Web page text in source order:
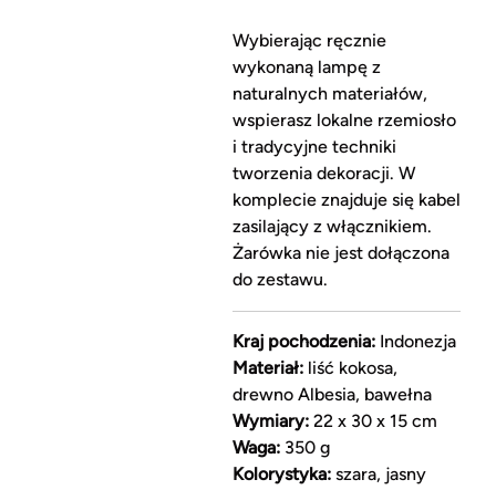
Wybierając ręcznie
wykonaną lampę z
naturalnych materiałów,
wspierasz lokalne rzemiosło
i tradycyjne techniki
tworzenia dekoracji. W
komplecie znajduje się kabel
zasilający z włącznikiem.
Żarówka nie jest dołączona
do zestawu.
Kraj pochodzenia:Indonezja
Materiał:liść kokosa,
drewno Albesia, bawełna
Wymiary:22 x 30 x 15 cm
Waga:350 g
Kolorystyka:szara, jasny